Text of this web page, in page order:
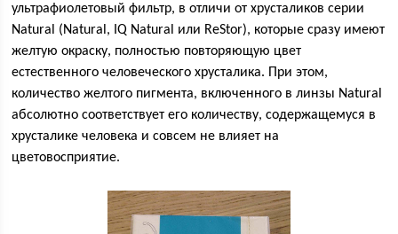
ультрафиолетовый фильтр, в отличи от хрусталиков серии
Natural (Natural, IQ Natural или ReStor), которые сразу имеют
желтую окраску, полностью повторяющую цвет
естественного человеческого хрусталика. При этом,
количество желтого пигмента, включенного в линзы Natural
абсолютно соответствует его количеству, содержащемуся в
хрусталике человека и совсем не влияет на
цветовосприятие.